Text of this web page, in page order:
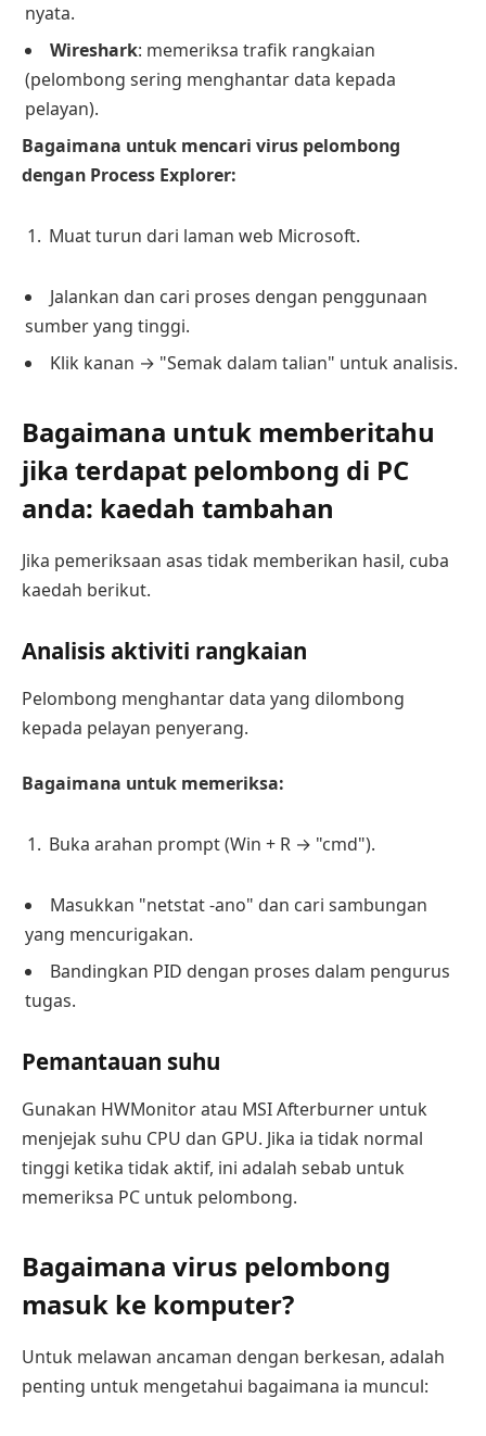
nyata.
Wireshark: memeriksa trafik rangkaian
(pelombong sering menghantar data kepada
pelayan).
Bagaimana untuk mencari virus pelombong
dengan Process Explorer:
Muat turun dari laman web Microsoft.
Jalankan dan cari proses dengan penggunaan
sumber yang tinggi.
Klik kanan → "Semak dalam talian" untuk analisis.
Bagaimana untuk memberitahu
jika terdapat pelombong di PC
anda: kaedah tambahan
Jika pemeriksaan asas tidak memberikan hasil, cuba
kaedah berikut.
Analisis aktiviti rangkaian
Pelombong menghantar data yang dilombong
kepada pelayan penyerang.
Bagaimana untuk memeriksa:
Buka arahan prompt (Win + R → "cmd").
Masukkan "netstat -ano" dan cari sambungan
yang mencurigakan.
Bandingkan PID dengan proses dalam pengurus
tugas.
Pemantauan suhu
Gunakan HWMonitor atau MSI Afterburner untuk
menjejak suhu CPU dan GPU. Jika ia tidak normal
tinggi ketika tidak aktif, ini adalah sebab untuk
memeriksa PC untuk pelombong.
Bagaimana virus pelombong
masuk ke komputer?
Untuk melawan ancaman dengan berkesan, adalah
penting untuk mengetahui bagaimana ia muncul: